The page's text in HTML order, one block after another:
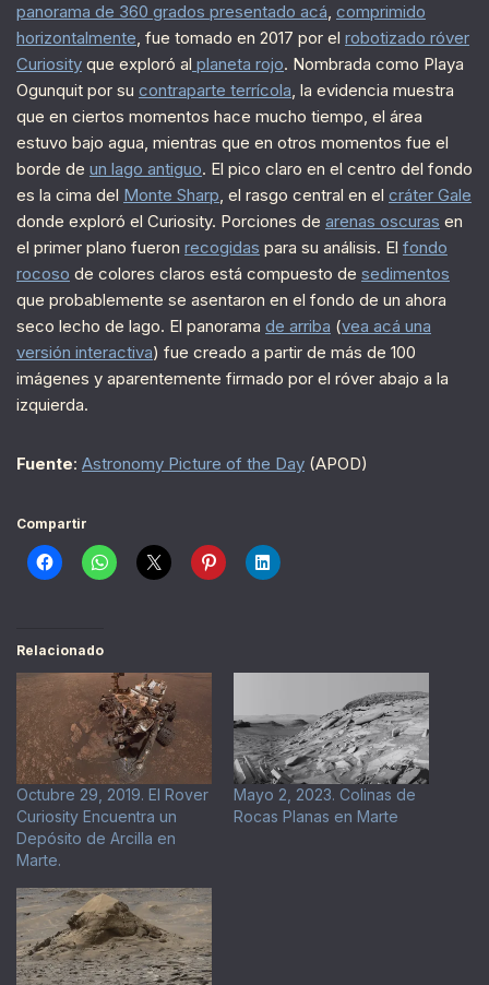
panorama de 360 grados presentado acá, comprimido
horizontalmente, fue tomado en 2017 por el robotizado róver
Curiosity que exploró al planeta rojo. Nombrada como Playa
Ogunquit por su contraparte terrícola, la evidencia muestra
que en ciertos momentos hace mucho tiempo, el área
estuvo bajo agua, mientras que en otros momentos fue el
borde de un lago antiguo. El pico claro en el centro del fondo
es la cima del Monte Sharp, el rasgo central en el cráter Gale
donde exploró el Curiosity. Porciones de arenas oscuras en
el primer plano fueron recogidas para su análisis. El fondo
rocoso de colores claros está compuesto de sedimentos
que probablemente se asentaron en el fondo de un ahora
seco lecho de lago. El panorama de arriba (vea acá una
versión interactiva) fue creado a partir de más de 100
imágenes y aparentemente firmado por el róver abajo a la
izquierda.
Fuente: Astronomy Picture of the Day (APOD)
Compartir
Relacionado
Octubre 29, 2019. El Rover
Curiosity Encuentra un
Depósito de Arcilla en
Marte.
Mayo 2, 2023. Colinas de
Rocas Planas en Marte